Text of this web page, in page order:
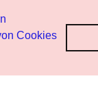
Cookies